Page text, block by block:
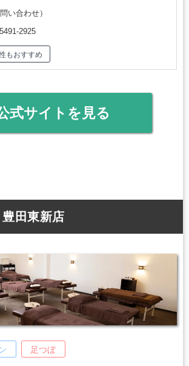
い合わせ）
2925
もおすすめ
式サイトを見る
豊田東新店
足つぼ